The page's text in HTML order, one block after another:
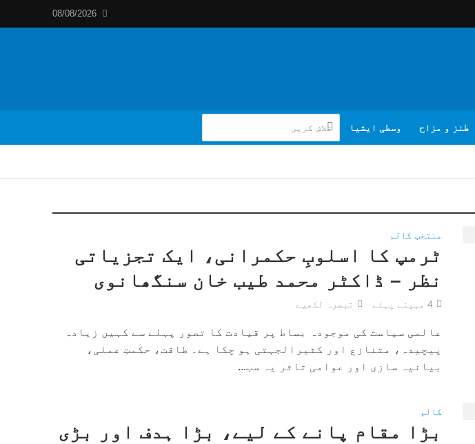
08/08/2026
طنز و مزاح وسطی ایشیا
منتخب کالم
ٹرمپ کا اسلوبِ حکمرانی، ایک تجزیاتی
نظر – ڈاکٹر محمد طیب خان سنگھانوی
4 مہینے پہلے تبصرہ لکھیے
عالمی سیاست کی موجودہ بساط پر قیادت کا تصور پہلے سے کہیں زیادہ
پیچیدہ، متنازع اور کثیرالجہتی ہو چکا ہے۔ طاقت، حکمتِ عملی،
بیانیہ سازی اور عوامی تاثر یہ سب...
کالم
بڑا مقام پانے کے لیے، بڑا ہدف اور بڑی